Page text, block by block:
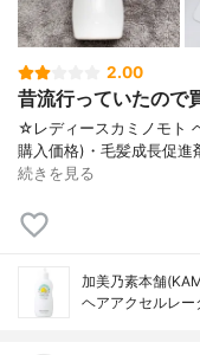
2.00
昔流行っていたので
☆レディースカミノモト
購入価格)・毛髪成長促
続きを見る
加美乃素本舗
ヘアアクセルレー